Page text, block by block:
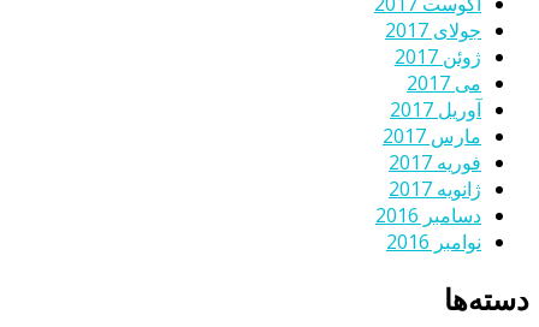
جولای 2017
ژوئن 2017
می 2017
آوریل 2017
مارس 2017
فوریه 2017
ژانویه 2017
دسامبر 2016
نوامبر 2016
دسته‌ها